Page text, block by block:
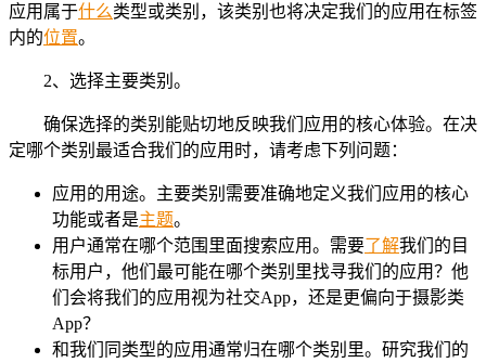
应用属于什么类型或类别，该类别也将决定我们的应用在标签
内的位置。
2、选择主要类别。
确保选择的类别能贴切地反映我们应用的核心体验。在决
定哪个类别最适合我们的应用时，请考虑下列问题：
应用的用途。主要类别需要准确地定义我们应用的核心
功能或者是主题。
用户通常在哪个范围里面搜索应用。需要了解我们的目
标用户，他们最可能在哪个类别里找寻我们的应用？他
们会将我们的应用视为社交App，还是更偏向于摄影类
App？
和我们同类型的应用通常归在哪个类别里。研究我们的